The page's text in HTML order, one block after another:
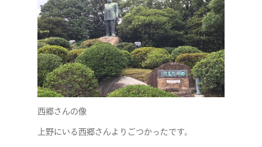
西郷さんの像
上野にいる西郷さんよりごつかったです。